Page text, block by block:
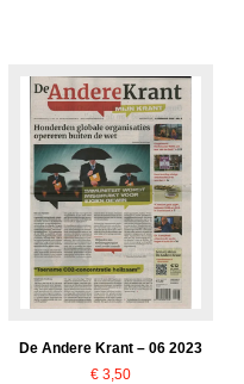
De Andere Krant – 06 2023
€ 3,50